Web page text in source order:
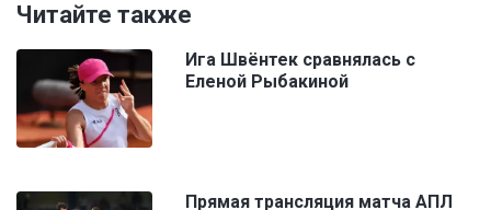
Читайте также
Ига Швёнтек сравнялась с
Еленой Рыбакиной
Прямая трансляция матча АПЛ